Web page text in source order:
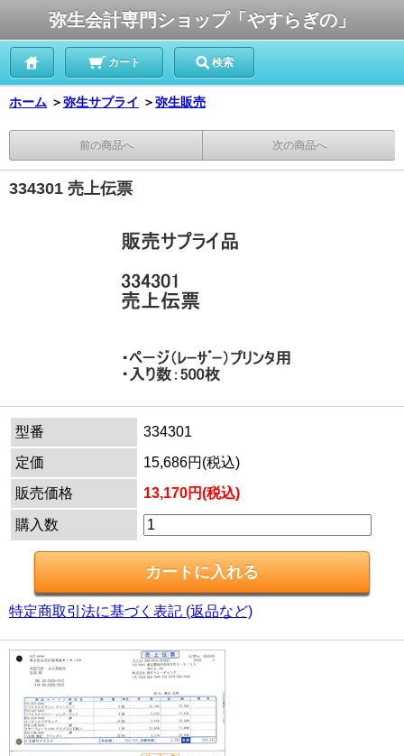
弥生会計専門ショップ「やすらぎの」
カート 検索
ホーム ＞弥生サプライ ＞弥生販売
前の商品へ 次の商品へ
334301 売上伝票
型番
334301
定価
15,686円(税込)
販売価格
13,170円(税込)
購入数
特定商取引法に基づく表記 (返品など)